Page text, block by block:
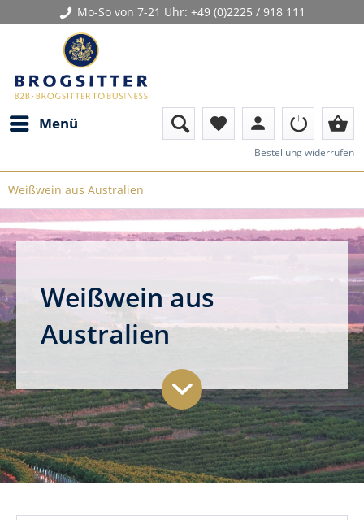
Mo-So von 7-21 Uhr: +49 (0)2225 / 918 111
Menü favorite person shopping_basket
Bestellung widerrufen
Weißwein aus Australien
Weißwein aus
Australien